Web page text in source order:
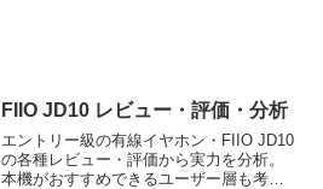
FIIO JD10 レビュー・評価・分析
エントリー級の有線イヤホン・FIIO JD10
の各種レビュー・評価から実力を分析。
本機がおすすめできるユーザー層も考察